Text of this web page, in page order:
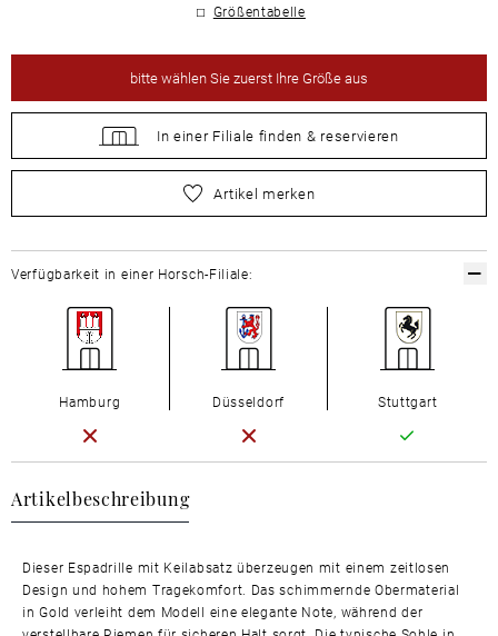
Größentabelle
bittewählen Sie zuerst Ihre Größe aus
In einer Filiale finden & reservieren
wählen Sie zuerst Ihre Größe aus
Artikel merken
Artikelbeschreibung
Dieser Espadrille mit Keilabsatz überzeugen mit einem zeitlosen
Design und hohem Tragekomfort. Das schimmernde Obermaterial
in Gold verleiht dem Modell eine elegante Note, während der
Verfügbarkeit in einer Horsch-Filiale:
Hamburg Düsseldorf Stuttgart